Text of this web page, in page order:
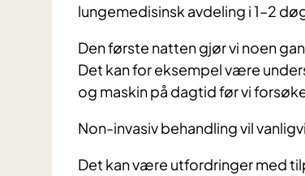
lungemedisinsk avdeling i 1–2
Den første natten gjør vi noen
Det kan for eksempel være
og maskin på dagtid før vi
Non-invasiv behandling vil
Det kan være utfordringer med